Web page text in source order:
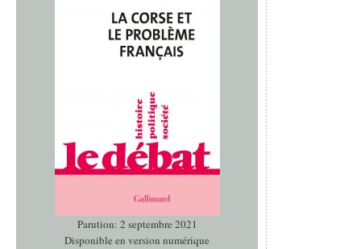
Parution: 2 septembre 2021
Disponible en version numérique